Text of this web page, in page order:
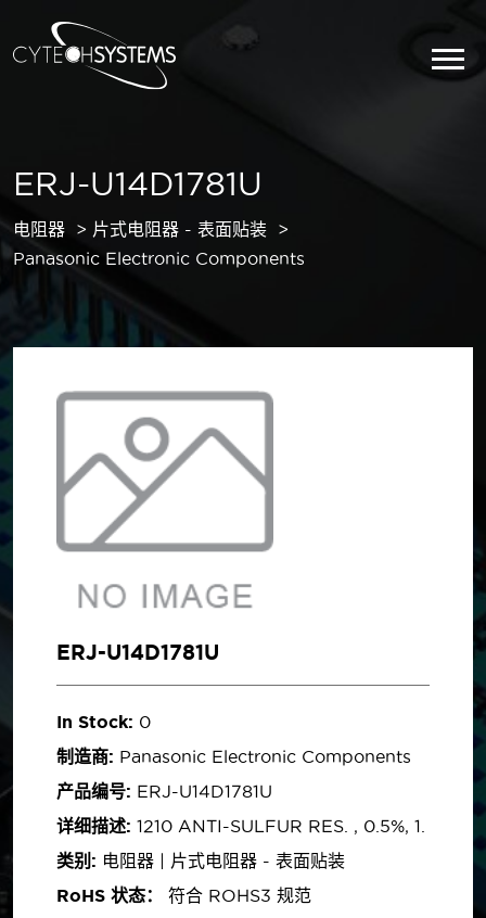
ERJ-U14D1781U
电阻器
片式电阻器 - 表面贴装
Panasonic Electronic Components
ERJ-U14D1781U
In Stock: 0
制造商: Panasonic Electronic Components
产品编号: ERJ-U14D1781U
详细描述: 1210 ANTI-SULFUR RES. , 0.5%, 1.
类别: 电阻器 | 片式电阻器 - 表面贴装
RoHS 状态：
符合 ROHS3 规范